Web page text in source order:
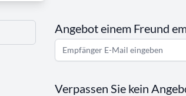
Angebot einem Freund
Verpassen Sie kein